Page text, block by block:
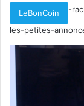
LeBonCoin -
les-petites-